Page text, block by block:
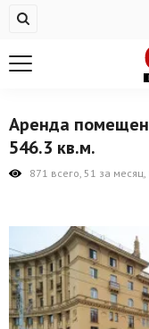
Купить квартиру
На сутки
Новостройки
Продажа
Аренда
Аренда
546.3 кв.м.
871 всего, 51 за